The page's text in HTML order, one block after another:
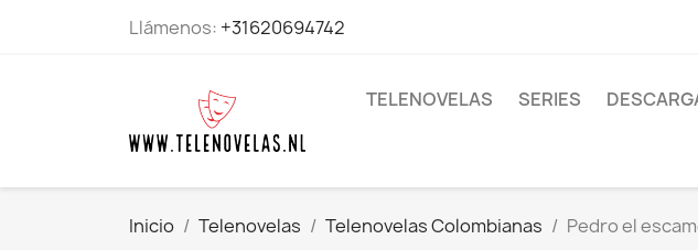
Llámenos: +31620694742
TELENOVELAS SERIES
Inicio Telenovelas Telenovelas Colombianas Pedro el